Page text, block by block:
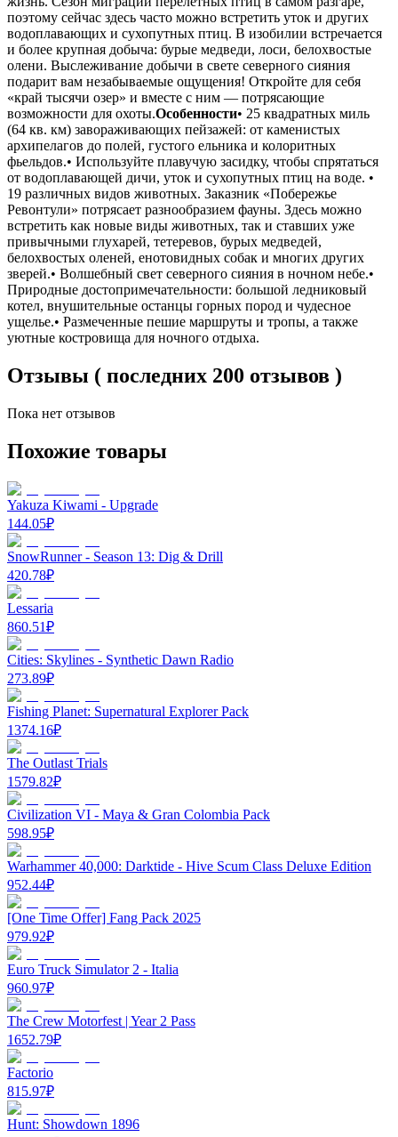
поэтому сейчас здесь часто можно встретить уток и других
водоплавающих и сухопутных птиц. В изобилии встречается
и более крупная добыча: бурые медведи, лоси, белохвостые
олени. Выслеживание добычи в свете северного сияния
подарит вам незабываемые ощущения! Откройте для себя
«край тысячи озер» и вместе с ним — потрясающие
возможности для охоты.Особенности• 25 квадратных миль
(64 кв. км) завораживающих пейзажей: от каменистых
архипелагов до полей, густого ельника и колоритных
фьельдов.• Используйте плавучую засидку, чтобы спрятаться
от водоплавающей дичи, уток и сухопутных птиц на воде. •
19 различных видов животных. Заказник «Побережье
Ревонтули» потрясает разнообразием фауны. Здесь можно
встретить как новые виды животных, так и ставших уже
привычными глухарей, тетеревов, бурых медведей,
белохвостых оленей, енотовидных собак и многих других
зверей.• Волшебный свет северного сияния в ночном небе.•
Природные достопримечательности: большой ледниковый
котел, внушительные останцы горных пород и чудесное
ущелье.• Размеченные пешие маршруты и тропы, а также
уютные костровища для ночного отдыха.
Отзывы ( последних 200 отзывов )
Пока нет отзывов
Похожие товары
Yakuza Kiwami - Upgrade
144.05₽
SnowRunner - Season 13: Dig & Drill
420.78₽
Lessaria
860.51₽
Cities: Skylines - Synthetic Dawn Radio
273.89₽
Fishing Planet: Supernatural Explorer Pack
1374.16₽
The Outlast Trials
1579.82₽
Civilization VI - Maya & Gran Colombia Pack
598.95₽
Warhammer 40,000: Darktide - Hive Scum Class Deluxe Edition
952.44₽
[One Time Offer] Fang Pack 2025
979.92₽
Euro Truck Simulator 2 - Italia
960.97₽
The Crew Motorfest | Year 2 Pass
1652.79₽
Factorio
815.97₽
Hunt: Showdown 1896